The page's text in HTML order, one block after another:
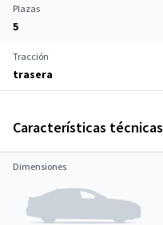
Plazas
5
Tracción
trasera
Características técnicas
Dimensiones